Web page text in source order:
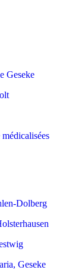
Geseke
Dolberg
Geseke